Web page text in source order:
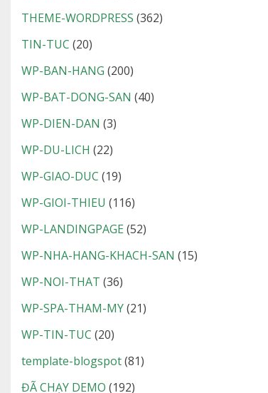
THEME-WORDPRESS (362)
TIN-TUC (20)
WP-BAN-HANG (200)
WP-BAT-DONG-SAN (40)
WP-DIEN-DAN (3)
WP-DU-LICH (22)
WP-GIAO-DUC (19)
WP-GIOI-THIEU (116)
WP-LANDINGPAGE (52)
WP-NHA-HANG-KHACH-SAN (15)
WP-NOI-THAT (36)
WP-SPA-THAM-MY(21)
WP-TIN-TUC (20)
template-blogspot(81)
ĐÃ CHẠY DEMO (192)